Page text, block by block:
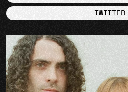
TWITTER